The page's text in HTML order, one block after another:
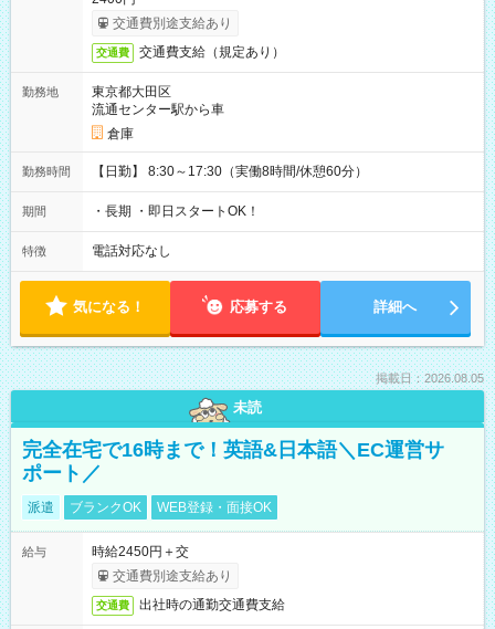
交通費別途支給あり
交通費 交通費支給（規定あり）
勤務地
東京都大田区
流通センター駅から車
倉庫
勤務時間 【日勤】 8:30～17:30（実働8時間/休憩60分）
期間 ・長期 ・即日スタートOK！
特徴 電話対応なし
気になる！ 応募する 詳細へ
掲載日：2026.08.05
未読
完全在宅で16時まで！英語&日本語＼EC運営サ
ポート／
派遣 ブランクOK WEB登録・面接OK
給与
時給2450円＋交
交通費別途支給あり
交通費 出社時の通勤交通費支給